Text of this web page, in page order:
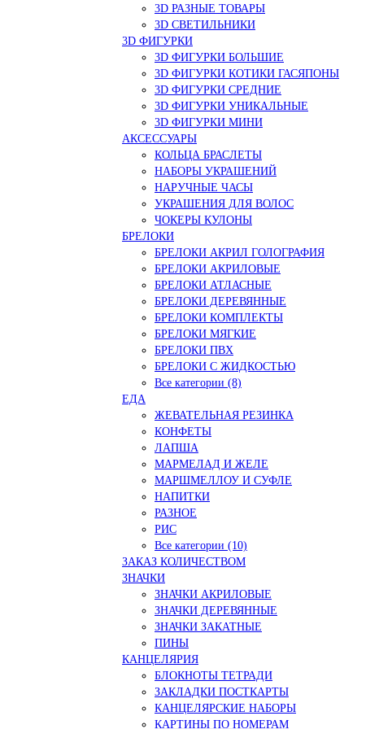
3D РАЗНЫЕ ТОВАРЫ
3D СВЕТИЛЬНИКИ
3D ФИГУРКИ
3D ФИГУРКИ БОЛЬШИЕ
3D ФИГУРКИ КОТИКИ ГАСЯПОНЫ
3D ФИГУРКИ СРЕДНИЕ
3D ФИГУРКИ УНИКАЛЬНЫЕ
3D ФИГУРКИ МИНИ
АКСЕССУАРЫ
КОЛЬЦА БРАСЛЕТЫ
НАБОРЫ УКРАШЕНИЙ
НАРУЧНЫЕ ЧАСЫ
УКРАШЕНИЯ ДЛЯ ВОЛОС
ЧОКЕРЫ КУЛОНЫ
БРЕЛОКИ
БРЕЛОКИ АКРИЛ ГОЛОГРАФИЯ
БРЕЛОКИ АКРИЛОВЫЕ
БРЕЛОКИ АТЛАСНЫЕ
БРЕЛОКИ ДЕРЕВЯННЫЕ
БРЕЛОКИ КОМПЛЕКТЫ
БРЕЛОКИ МЯГКИЕ
БРЕЛОКИ ПВХ
БРЕЛОКИ С ЖИДКОСТЬЮ
Все категории (8)
ЕДА
ЖЕВАТЕЛЬНАЯ РЕЗИНКА
КОНФЕТЫ
ЛАПША
МАРМЕЛАД И ЖЕЛЕ
МАРШМЕЛЛОУ И СУФЛЕ
НАПИТКИ
РАЗНОЕ
РИС
Все категории (10)
ЗАКАЗ КОЛИЧЕСТВОМ
ЗНАЧКИ
ЗНАЧКИ АКРИЛОВЫЕ
ЗНАЧКИ ДЕРЕВЯННЫЕ
ЗНАЧКИ ЗАКАТНЫЕ
ПИНЫ
КАНЦЕЛЯРИЯ
БЛОКНОТЫ ТЕТРАДИ
ЗАКЛАДКИ ПОСТКАРТЫ
КАНЦЕЛЯРСКИЕ НАБОРЫ
КАРТИНЫ ПО НОМЕРАМ